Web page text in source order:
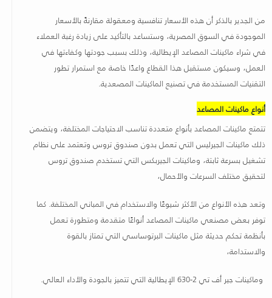
من الجدير بالذكر أن هذه الأسعار تنافسية ومعقولة مقارنةً بالأسعار
الموجودة في السوق المصرية، وستساعد بالتأكيد على زيادة رغبة العملاء
في شراء ماكينات المصاعد الإيطالية، وذلك بسبب جودتها وكفاءتها في
العمل، وسيكون مستقبل هذا القطاع واعدًا خاصة مع استمرار تطور
التقنيات المستخدمة في تصنيع الماكينات المصعدية.
أنواع ماكينات المصاعد
تتمتع ماكينات المصاعد بأنواع متعددة تناسب الاحتياجات المختلفة، ويتضمن
ذلك ماكينات الجيرليس التي تعمل بدون صندوق تروس وتعتمد على نظام
تشغيل بسرعة ثابتة، وماكينات الجيربكس التي تستخدم صندوق تروس
لتحقيق مختلف السرعات والأحمال،
وتعد هذه الأنواع من الأكثر شيوعًا والاستخدام في المباني المختلفة. كما
توفر بعض مصنعي ماكينات المصاعد أنواعًا متقدمة ومتطورة تعمل
بأنظمة تحكم حديثة مثل ماكينات البرتوساسي التي تمتاز بالقوة
والاستدامة،
وماكينات جير أف تي 2-630 الإيطالية التي تتميز بالجودة والأداء العالي.